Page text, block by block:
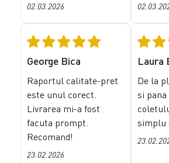
02.03.2026
George Bica
Raportul calitate-pret
este unul corect.
Livrarea mi-a fost
facuta prompt.
Recomand!
23.02.2026
Laura
De la
si
simplu